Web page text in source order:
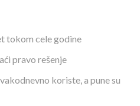
tokom cele godine
pravo rešenje
koriste, a pune su